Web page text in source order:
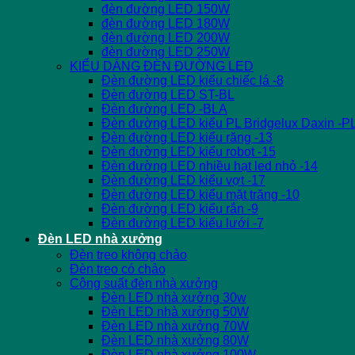
đèn đường LED 150W
đèn đường LED 180W
đèn đường LED 200W
đèn đường LED 250W
KIỂU DÁNG ĐÈN ĐƯỜNG LED
Đèn đường LED kiểu chiếc lá -8
Đèn đường LED ST-BL
Đèn đường LED -BLA
Đèn đường LED kiểu PL Bridgelux Daxin -
Đèn đường LED kiểu răng -13
Đèn đường LED kiểu robot -15
Đèn đường LED nhiều hạt led nhỏ -14
Đèn đường LED kiểu vợt -17
Đèn đường LED kiểu mặt trăng -10
Đèn đường LED kiểu rắn -9
Đèn đường LED kiểu lưới -7
Đèn LED nhà xưởng
Đèn treo không chảo
Đèn treo có chảo
Công suất đèn nhà xưởng
Đèn LED nhà xưởng 30w
Đèn LED nhà xưởng 50W
Đèn LED nhà xưởng 70W
Đèn LED nhà xưởng 80W